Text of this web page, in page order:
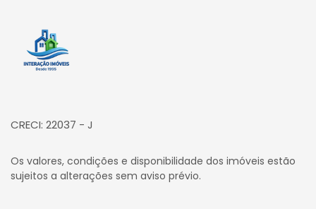
Página inicial
CRECI: 22037 - J
Os valores, condições e disponibilidade dos imóveis estão
sujeitos a alterações sem aviso prévio.